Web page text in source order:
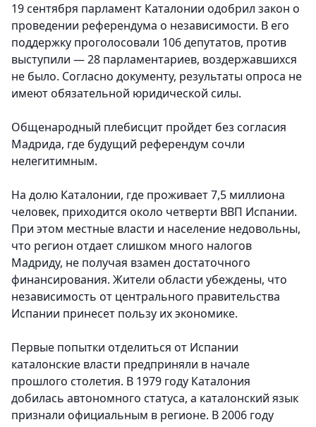
19 сентября парламент Каталонии одобрил закон о
проведении референдума о независимости. В его
поддержку проголосовали 106 депутатов, против
выступили — 28 парламентариев, воздержавшихся
не было. Согласно документу, результаты опроса не
имеют обязательной юридической силы.
Общенародный плебисцит пройдет без согласия
Мадрида, где будущий референдум сочли
нелегитимным.
На долю Каталонии, где проживает 7,5 миллиона
человек, приходится около четверти ВВП Испании.
При этом местные власти и население недовольны,
что регион отдает слишком много налогов
Мадриду, не получая взамен достаточного
финансирования. Жители области убеждены, что
независимость от центрального правительства
Испании принесет пользу их экономике.
Первые попытки отделиться от Испании
каталонские власти предприняли в начале
прошлого столетия. В 1979 году Каталония
добилась автономного статуса, а каталонский язык
признали официальным в регионе. В 2006 году